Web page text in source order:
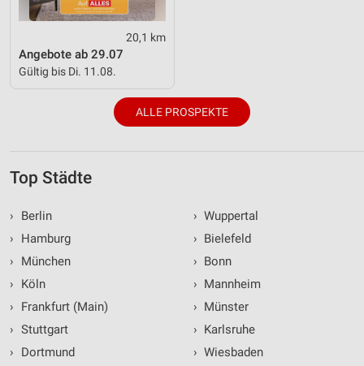
20,1 km
Angebote ab 29.07
Gültig bis Di. 11.08.
ALLE PROSPEKTE
Top Städte
›
Berlin
›
Hamburg
›
München
›
Köln
›
Frankfurt (Main)
› Stuttgart
›
Dortmund
› Wuppertal
› Bielefeld
› Bonn
› Mannheim
› Münster
› Karlsruhe
› Wiesbaden